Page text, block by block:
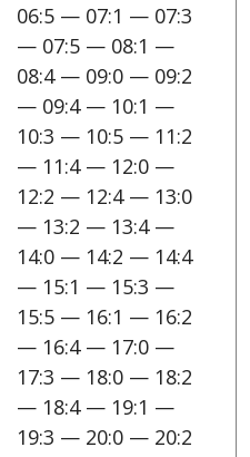
06:5 — 07:1 — 07:3
— 07:5 — 08:1 —
08:4 — 09:0 — 09:2
— 09:4 — 10:1 —
10:3 — 10:5 — 11:2
— 11:4 — 12:0 —
12:2 — 12:4 — 13:0
— 13:2 — 13:4 —
14:0 — 14:2 — 14:4
— 15:1 — 15:3 —
15:5 — 16:1 — 16:2
— 16:4 — 17:0 —
17:3 — 18:0 — 18:2
— 18:4 — 19:1 —
19:3 — 20:0 — 20:2